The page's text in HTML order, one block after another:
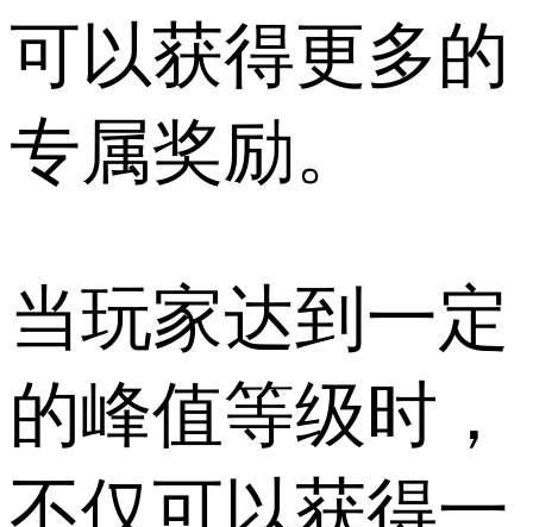
可以获得更多的
专属奖励。
当玩家达到一定
的峰值等级时，